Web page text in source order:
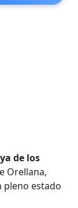
de los
Orellana,
pleno estado